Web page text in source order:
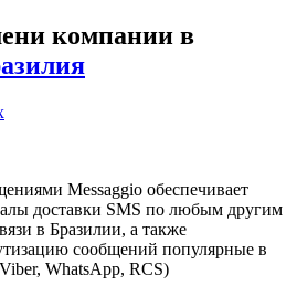
компании в
Messaggio обеспечивает
доставки SMS по любым другим
в Бразилии, а также
сообщений популярные в
WhatsApp, RCS)